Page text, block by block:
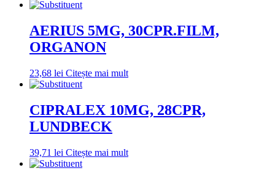
AERIUS 5MG, 30CPR.FILM,
ORGANON
23,68 lei Citește mai mult
CIPRALEX 10MG, 28CPR,
LUNDBECK
39,71 lei Citește mai mult